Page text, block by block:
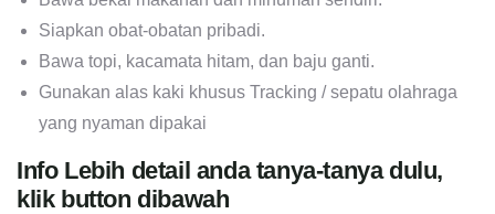
Siapkan obat-obatan pribadi.
Bawa topi, kacamata hitam, dan baju ganti.
Gunakan alas kaki khusus Tracking / sepatu olahraga
yang nyaman dipakai
Info Lebih detail anda tanya-tanya dulu,
klik button dibawah